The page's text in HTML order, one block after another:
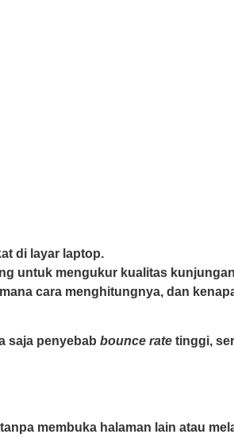
untuk mengukur kualitas
cara menghitungnya, dan
saja penyebab bounce rate tinggi,
membuka halaman lain atau